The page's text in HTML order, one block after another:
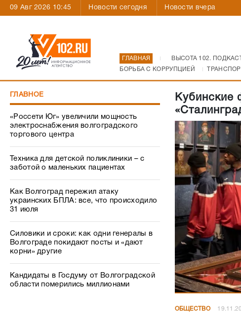
09 Авг 2026 10:45 Новости сегодня Новости вчера
ГЛАВНАЯ ВЫСОТА 102. ПОДКАСТ
БОРЬБА С КОРРУПЦИЕЙ
ГЛАВНОЕ
«Россети Юг» увеличили мощность
электроснабжения волгоградского
торгового центра
Техника для детской поликлиники – с
заботой о маленьких пациентах
Как Волгоград пережил атаку
украинских БПЛА: все, что происходило
31 июля
Силовики и сроки: как одни генералы в
Волгограде покидают посты и «дают
корни» другие
Кандидаты в Госдуму от Волгоградской
области померились миллионами
Кубинские
ОБЩЕСТВО